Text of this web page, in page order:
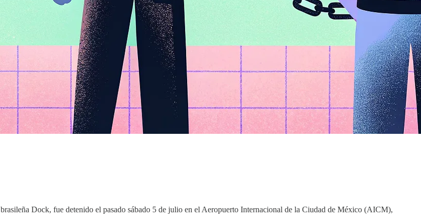
Dock, fue detenido el pasado sábado 5 de julio en el Aeropuerto Internacional de la Ciudad de México (AICM),